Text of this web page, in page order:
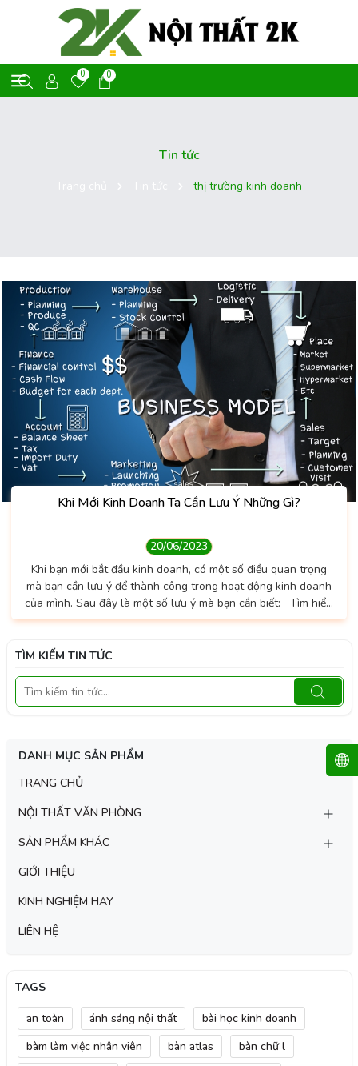
0 0
Tin tức
thị trường kinh doanh
Khi Mới Kinh Doanh Ta Cần Lưu Ý Những Gì?
20/06/2023
Khi bạn mới bắt đầu kinh doanh, có một số điều quan trọng
mà bạn cần lưu ý để thành công trong hoạt động kinh doanh
của mình. Sau đây là một số lưu ý mà bạn cần biết: Tìm hiểu
thị trường: Cần biết rõ kiến thức về thị trường và đối tượng
hàng và xu hướng của thị trường khách hàng mục tiêu Lập
TÌM KIẾM TIN TỨC
DANH MỤC SẢN PHẨM
TRANG CHỦ
NỘI THẤT VĂN PHÒNG
SẢN PHẨM KHÁC
GIỚI THIỆU
KINH NGHIỆM HAY
LIÊN HỆ
TAGS
an toàn ánh sáng nội thất
bài học kinh doanh
bàm làm việc nhân viên
bàn atlas
bàn chữ l